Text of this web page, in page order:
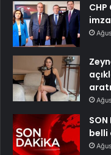
SON
belli